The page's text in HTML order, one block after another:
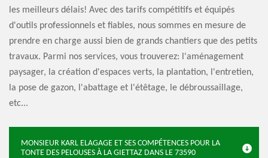
les meilleurs délais! Avec des tarifs compétitifs et équipés
d'outils professionnels et fiables, nous sommes en mesure de
prendre en charge aussi bien de grands chantiers que des petits
travaux. Parmi nos services, vous trouverez: l'aménagement
paysager, la création d'espaces verts, la plantation, l'entretien,
la pose de gazon, l'abattage et l'étêtage, le débroussaillage,
etc...
MONSIEUR KARL ELAGAGE ET SES COMPÉTENCES POUR LA
TONTE DES PELOUSES À LA GIETTAZ DANS LE 73590